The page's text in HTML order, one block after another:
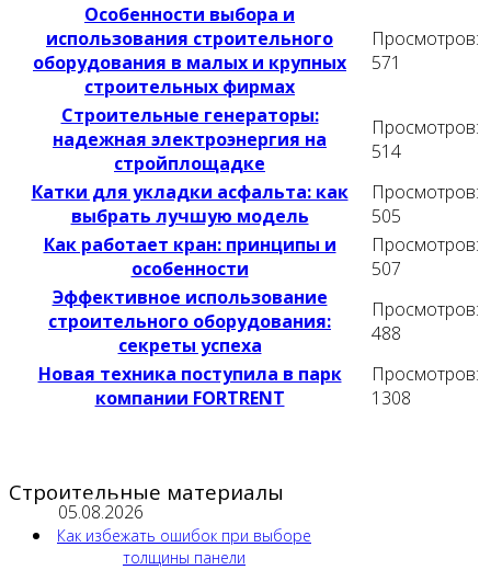
Особенности выбора и
использования строительного
оборудования в малых и крупных
строительных фирмах
Просмотров:
571
Строительные генераторы:
надежная электроэнергия на
стройплощадке
Просмотров:
514
Катки для укладки асфальта: как
выбрать лучшую модель
Просмотров:
505
Как работает кран: принципы и
особенности
Просмотров:
507
Эффективное использование
строительного оборудования:
секреты успеха
Просмотров:
488
Новая техника поступила в парк
компании FORTRENT
Просмотров:
1308
Строительные материалы
05.08.2026
Как избежать ошибок при выборе
толщины панели